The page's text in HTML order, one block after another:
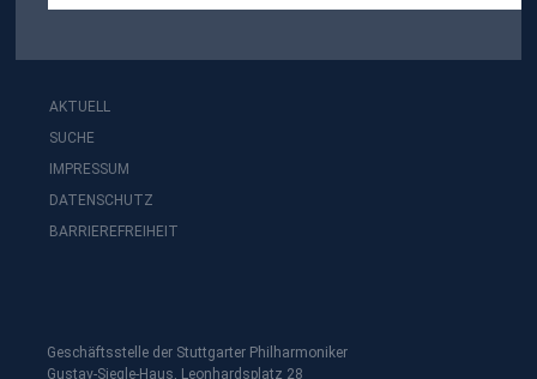
AKTUELL
SUCHE
IMPRESSUM
DATENSCHUTZ
BARRIEREFREIHEIT
Geschäftsstelle der Stuttgarter Philharmoniker
Gustav-Siegle-Haus, Leonhardsplatz 28